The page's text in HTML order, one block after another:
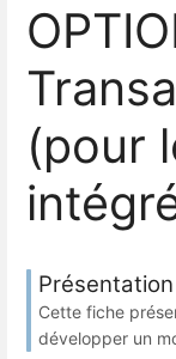
(pour
Cette fiche
développer un